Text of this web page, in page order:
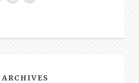
ARCHIVES